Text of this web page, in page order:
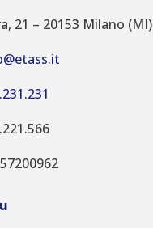
21 – 20153 Milano (MI)